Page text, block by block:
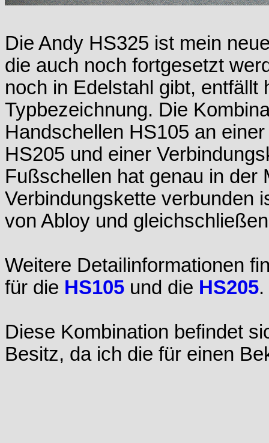
Die Andy HS325 ist mein
die auch noch fortgesetzt
noch in Edelstahl gibt,
Typbezeichnung. Die
Handschellen HS105 an
HS205 und einer
Fußschellen hat genau in der
Verbindungskette verbunden
von Abloy und
Weitere Detailinformationen
für die HS105 und die HS205.
Diese Kombination befindet
Besitz, da ich die für einen